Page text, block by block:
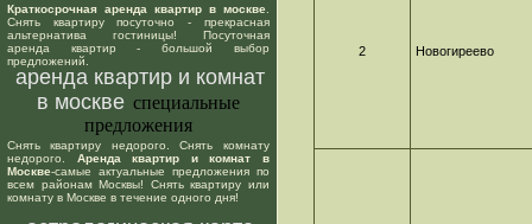
Краткосрочная аренда квартир в москве
Снять квартиру посуточно - прекрасная
альтернатива гостиницы! Посуточная
аренда квартир - большой выбор
предложений.
аренда квартир и комнат
в москве специальные
предложения
Снять квартиру недорого. Снять комнату
недорого. Аренда квартир и комнат в
Москве-самые актуальные предложения по
всем районам Москвы! Снять квартиру или
комнату в Москве в течение одного дня!
2 Новогиреево